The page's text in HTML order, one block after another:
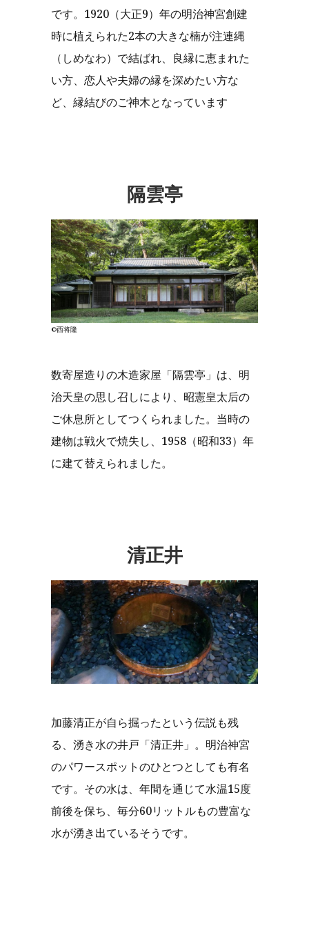
です。1920（大正9）年の明治神宮創建
時に植えられた2本の大きな楠が注連縄
（しめなわ）で結ばれ、良縁に恵まれた
い方、恋人や夫婦の縁を深めたい方な
ど、縁結びのご神木となっています
隔雲亭
©西将隆
数寄屋造りの木造家屋「隔雲亭」は、明
治天皇の思し召しにより、昭憲皇太后の
ご休息所としてつくられました。当時の
建物は戦火で焼失し、1958（昭和33）年
に建て替えられました。
清正井
加藤清正が自ら掘ったという伝説も残
る、湧き水の井戸「清正井」。明治神宮
のパワースポットのひとつとしても有名
です。その水は、年間を通じて水温15度
前後を保ち、毎分60リットルもの豊富な
水が湧き出ているそうです。